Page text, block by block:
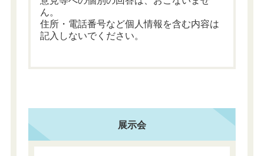
ん。
住所・電話番号など個人情報を含む内容は
記入しないでください。
展示会